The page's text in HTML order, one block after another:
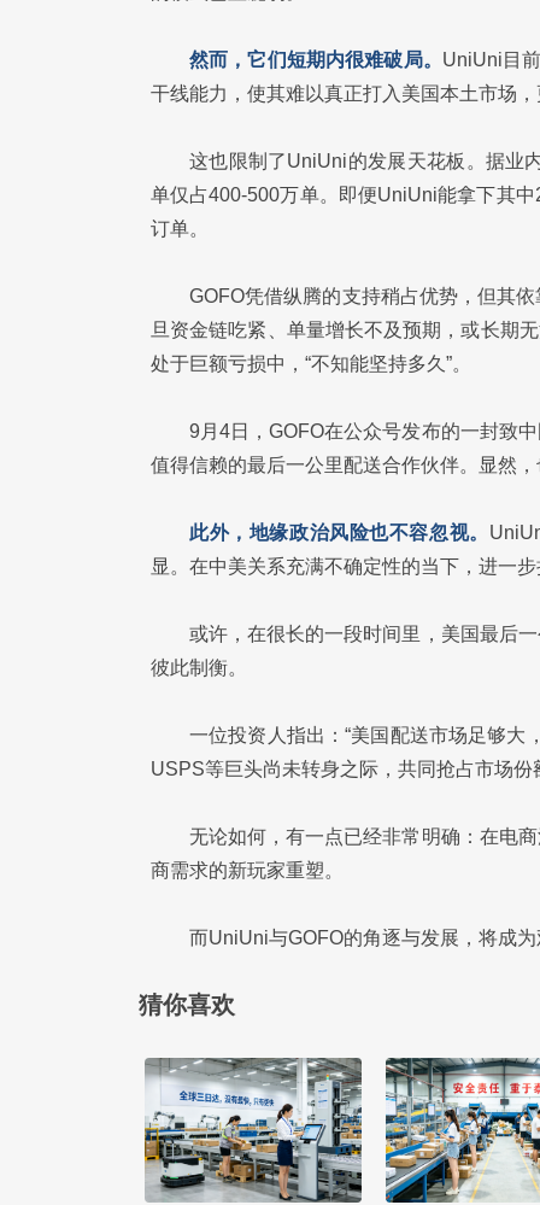
然而，它们短期内很难破局。 UniUni目
干线能力，使其难以真正打入美国本土市场
这也限制了UniUni的发展天花板。据业
单仅占400-500万单。即便UniUni能拿下其
订单。
GOFO凭借纵腾的支持稍占优势，但其
旦资金链吃紧、单量增长不及预期，或长期
处于巨额亏损中，“不知能坚持多久”。
9月4日，GOFO在公众号发布的一封致
值得信赖的最后⼀公⾥配送合作伙伴。显然
此外，地缘政治风险也不容忽视。
显。在中美关系充满不确定性的当下，进一
或许，在很长的一段时间里，美国最后
彼此制衡。
一位投资人指出：“美国配送市场足够
USPS等巨头尚未转身之际，共同抢占市场份
无论如何，有一点已经非常明确：在电
商需求的新玩家重塑。
而UniUni与GOFO的角逐与发展，将成
猜你喜欢